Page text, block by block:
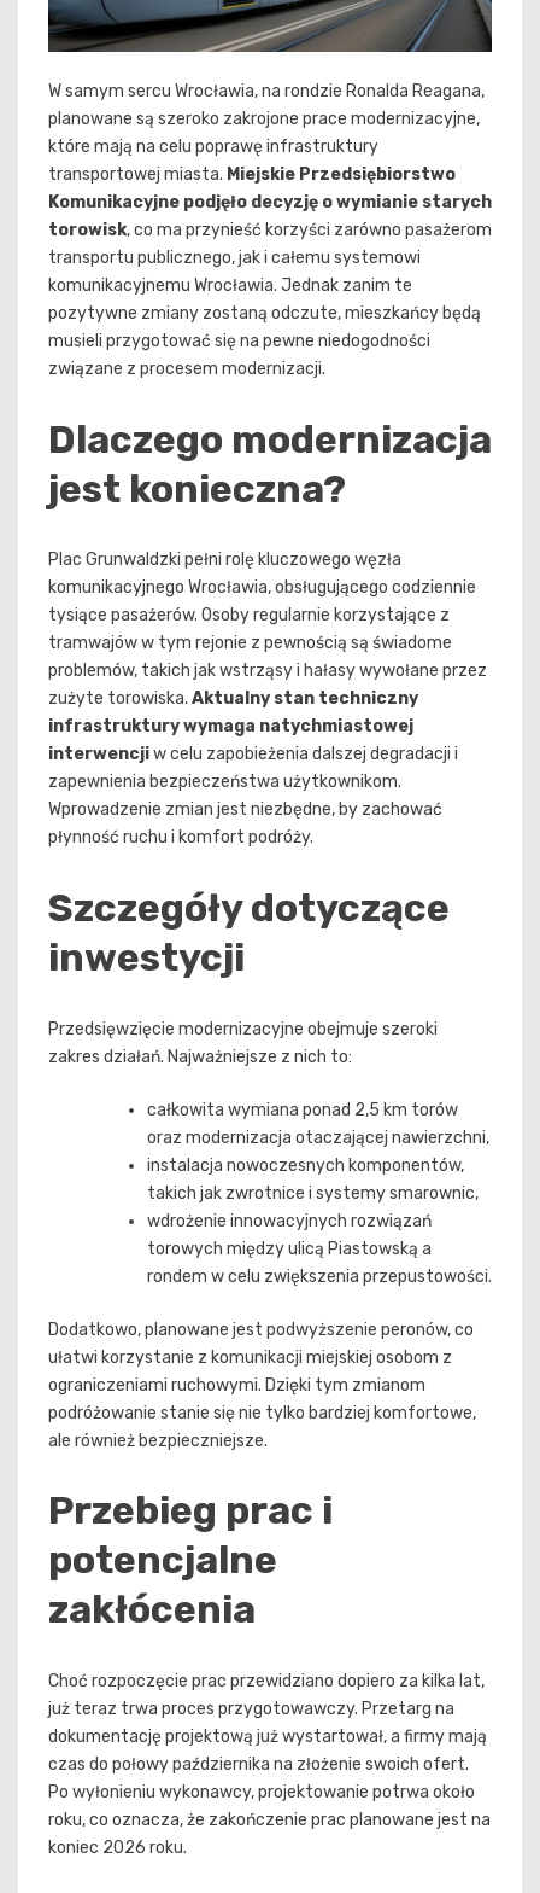
W samym sercu Wrocławia, na rondzie Ronalda Reagana,
planowane są szeroko zakrojone prace modernizacyjne,
które mają na celu poprawę infrastruktury
transportowej miasta. Miejskie Przedsiębiorstwo
Komunikacyjne podjęło decyzję o wymianie starych
torowisk, co ma przynieść korzyści zarówno pasażerom
transportu publicznego, jak i całemu systemowi
komunikacyjnemu Wrocławia. Jednak zanim te
pozytywne zmiany zostaną odczute, mieszkańcy będą
musieli przygotować się na pewne niedogodności
związane z procesem modernizacji.
Dlaczego modernizacja
jest konieczna?
Plac Grunwaldzki pełni rolę kluczowego węzła
komunikacyjnego Wrocławia, obsługującego codziennie
tysiące pasażerów. Osoby regularnie korzystające z
tramwajów w tym rejonie z pewnością są świadome
problemów, takich jak wstrząsy i hałasy wywołane przez
zużyte torowiska. Aktualny stan techniczny
infrastruktury wymaga natychmiastowej
interwencjiw celu zapobieżenia dalszej degradacji i
zapewnienia bezpieczeństwa użytkownikom.
Wprowadzenie zmian jest niezbędne, by zachować
płynność ruchu i komfort podróży.
Szczegóły dotyczące
inwestycji
Przedsięwzięcie modernizacyjne obejmuje szeroki
zakres działań. Najważniejsze z nich to:
całkowita wymiana ponad 2,5 km torów
oraz modernizacja otaczającej nawierzchni,
instalacja nowoczesnych komponentów,
takich jak zwrotnice i systemy smarownic,
wdrożenie innowacyjnych rozwiązań
torowych między ulicą Piastowską a
rondem w celu zwiększenia przepustowości.
Dodatkowo, planowane jest podwyższenie peronów, co
ułatwi korzystanie z komunikacji miejskiej osobom z
ograniczeniami ruchowymi. Dzięki tym zmianom
podróżowanie stanie się nie tylko bardziej komfortowe,
ale również bezpieczniejsze.
Przebieg prac i
potencjalne
zakłócenia
Choć rozpoczęcie prac przewidziano dopiero za kilka lat,
już teraz trwa proces przygotowawczy. Przetarg na
dokumentację projektową już wystartował, a firmy mają
czas do połowy października na złożenie swoich ofert.
Po wyłonieniu wykonawcy, projektowanie potrwa około
roku, co oznacza, że zakończenie prac planowane jest na
koniec 2026 roku.